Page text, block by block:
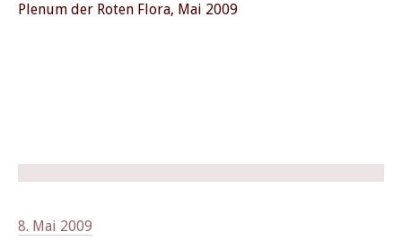
Plenum der Roten Flora, Mai 2009
8. Mai 2009